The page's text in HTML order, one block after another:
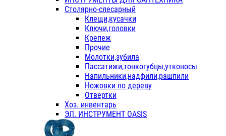
Столярно-слесарный
Клещи,кусачки
Ключи,головки
Крепеж
Прочие
Молотки,зубила
Пассатижи,тонкогубцы,утконосы
Напильники,надфили,рашпили
Ножовки по дереву
Отвертки
Хоз. инвентарь
ЭЛ. ИНСТРУМЕНТ OASIS